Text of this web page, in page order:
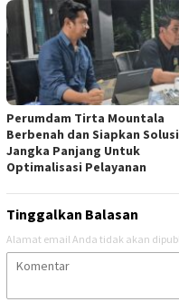
Perumdam Tirta Mountala
Berbenah dan Siapkan Solusi
Jangka Panjang Untuk
Optimalisasi Pelayanan
Tinggalkan Balasan
Alamat email Anda tidak akan